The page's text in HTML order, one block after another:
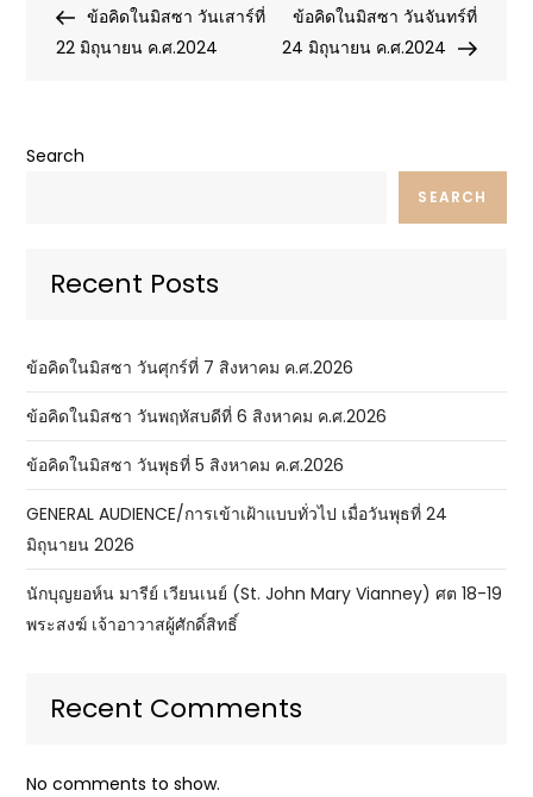
navigation
Postข้อคิดในมิสซา วันเสาร์ที่
22 มิถุนายน ค.ศ.2024
Post
ข้อคิดในมิสซา วันจันทร์ที่
24 มิถุนายน ค.ศ.2024
Search
SEARCH
Recent Posts
ข้อคิดในมิสซา วันศุกร์ที่ 7 สิงหาคม ค.ศ.2026
ข้อคิดในมิสซา วันพฤหัสบดีที่ 6 สิงหาคม ค.ศ.2026
ข้อคิดในมิสซา วันพุธที่ 5 สิงหาคม ค.ศ.2026
GENERAL AUDIENCE/การเข้าเฝ้าแบบทั่วไป เมื่อวันพุธที่ 24
มิถุนายน 2026
นักบุญยอห์น มารีย์ เวียนเนย์ (St. John Mary Vianney) ศต 18-19
พระสงฆ์ เจ้าอาวาสผู้ศักดิ์สิทธิ์
Recent Comments
No comments to show.